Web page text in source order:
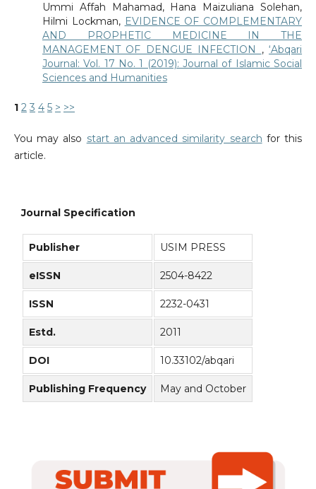
Ummi Affah Mahamad, Hana Maizuliana Solehan,
Hilmi Lockman, EVIDENCE OF COMPLEMENTARY
AND PROPHETIC MEDICINE IN THE
MANAGEMENT OF DENGUE INFECTION ,‘Abqari
Journal: Vol. 17 No. 1 (2019): Journal of Islamic Social
Sciences and Humanities
1 2 3 4 5 > >>
You may also start an advanced similarity search for this
article.
Journal Specification
Publisher USIM PRESS
eISSN 2504-8422
ISSN 2232-0431
Estd. 2011
DOI 10.33102/abqari
Publishing Frequency May and October